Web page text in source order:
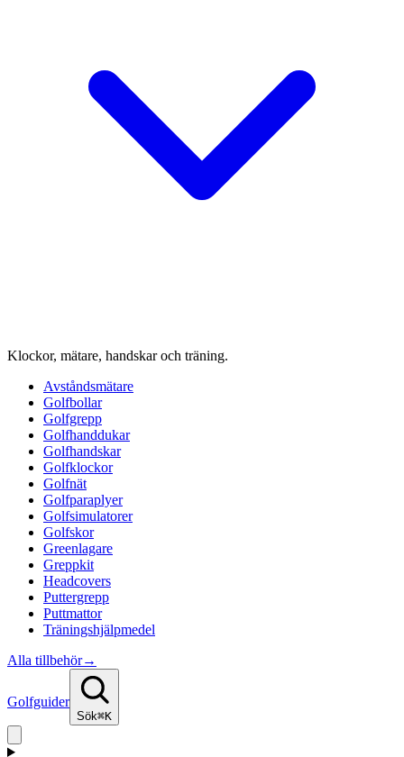
Klockor, mätare, handskar och träning.
Avståndsmätare
Golfbollar
Golfgrepp
Golfhanddukar
Golfhandskar
Golfklockor
Golfnät
Golfparaplyer
Golfsimulatorer
Golfskor
Greenlagare
Greppkit
Headcovers
Puttergrepp
Puttmattor
Träningshjälpmedel
Alla tillbehör→
Golfguider
Sök⌘K